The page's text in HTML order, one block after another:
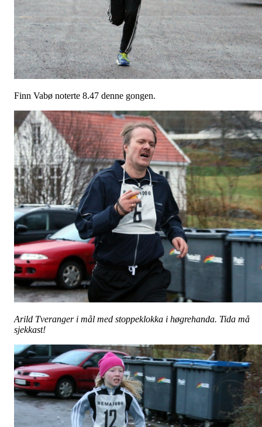
Finn Vabø noterte 8.47 denne gongen.
Arild Tveranger i mål med stoppeklokka i høgrehanda. Tida må
sjekkast!